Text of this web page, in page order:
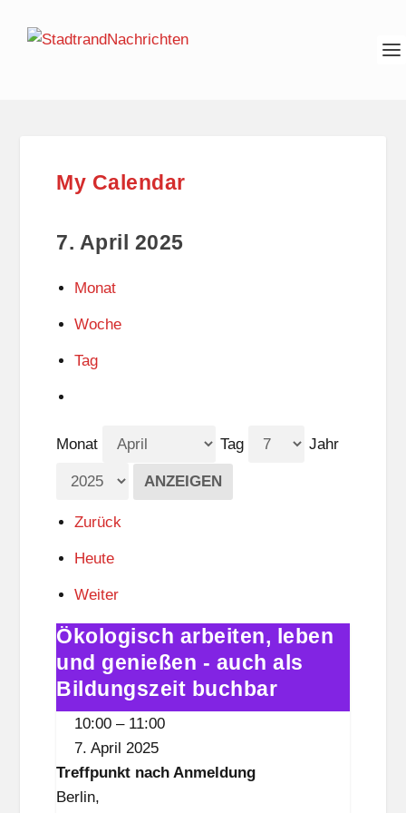
My Calendar
7. April 2025
Monat
Woche
Tag
Monat Tag Jahr
Zurück
Heute
Weiter
Ökologisch
arbeiten,
leben
und
genießen
auch
als
Ökologisch arbeiten, leben
und genießen - auch als
Bildungszeit buchbar
10:00 – 11:00
7. April 2025
Treffpunkt nach Anmeldung
Berlin,